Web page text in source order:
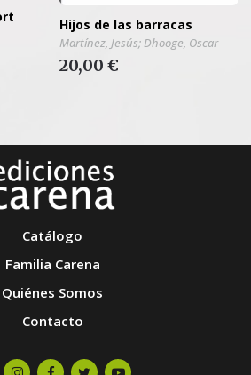
Hijos de las barracas
Martínez, Jesús; Dhooge, Oscar
20,00 €
Catálogo
Familia Carena
Quiénes Somos
Contacto